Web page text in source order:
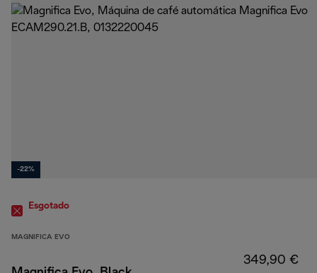
-22%
Esgotado
MAGNIFICA EVO
349,90 €